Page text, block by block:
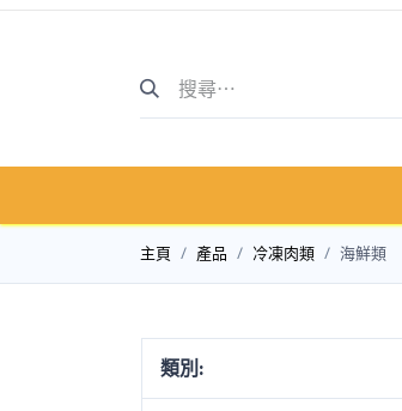
主頁 產品 冷凍肉類 海鮮類
類別: